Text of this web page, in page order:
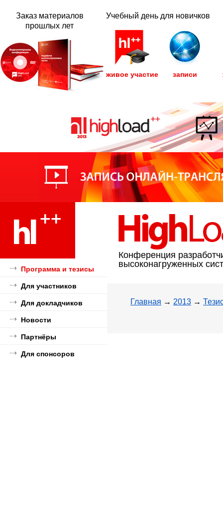
Заказ материалов
прошлых лет
Учебный день для новичков
живое участие записи
Программа и тезисы
Для участников
Для докладчиков
Новости
Партнёры
Для спонсоров
Конференция
высоконагруженных
Главная → 2013 →